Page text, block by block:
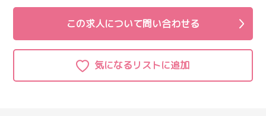
この求人について問い合わせる